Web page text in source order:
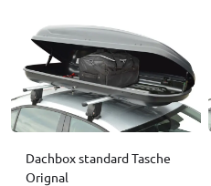
Dachbox standard Tasche
Orignal